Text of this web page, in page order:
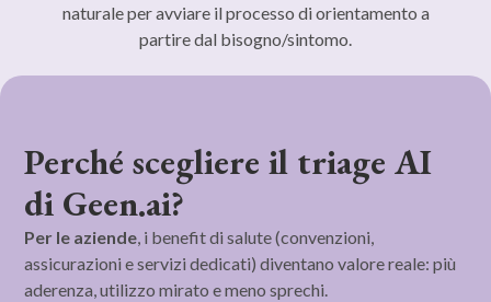
naturale per avviare il processo di orientamento a
partire dal bisogno/sintomo.
Perché scegliere il triage AI
di Geen.ai?
Per le aziende , i benefit di salute (convenzioni,
assicurazioni e servizi dedicati) diventano valore reale: più
aderenza, utilizzo mirato e meno sprechi.